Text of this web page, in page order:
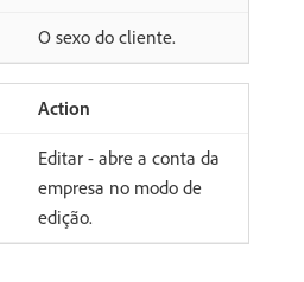
O sexo do cliente.
Action
Editar - abre a conta da
empresa no modo de
edição.